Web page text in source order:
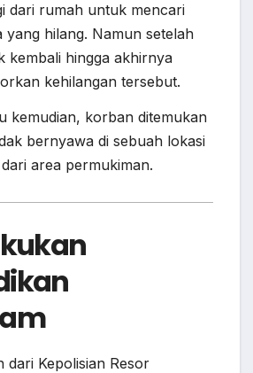
dari rumah untuk mencari
yang hilang. Namun setelah
kembali hingga akhirnya
kehilangan tersebut.
kemudian, korban ditemukan
bernyawa di sebuah lokasi
area permukiman.
dari Kepolisian Resor